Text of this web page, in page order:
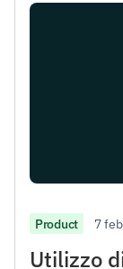
Product 7
Utilizzo